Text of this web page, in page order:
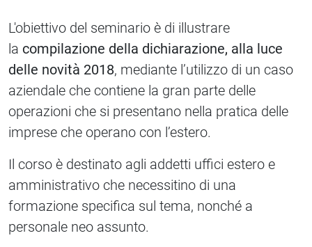
L'obiettivo del seminario è di illustrare
la compilazione della dichiarazione, alla luce
delle novità 2018, mediante l’utilizzo di un caso
aziendale che contiene la gran parte delle
operazioni che si presentano nella pratica delle
imprese che operano con l’estero.
Il corso è destinato agli addetti uffici estero e
amministrativo che necessitino di una
formazione specifica sul tema, nonché a
personale neo assunto.